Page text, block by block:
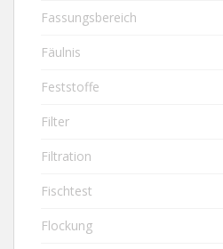
Fassungsbereich
Fäulnis
Feststoffe
Filter
Filtration
Fischtest
Flockung